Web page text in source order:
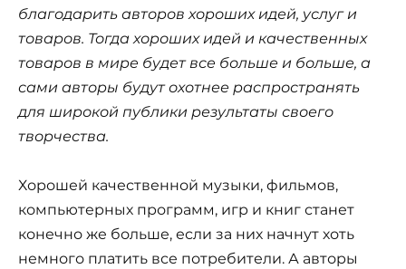
благодарить авторов хороших идей, услуг и
товаров. Тогда хороших идей и качественных
товаров в мире будет все больше и больше, а
сами авторы будут охотнее распространять
для широкой публики результаты своего
творчества.
Хорошей качественной музыки, фильмов,
компьютерных программ, игр и книг станет
конечно же больше, если за них начнут хоть
немного платить все потребители. А авторы